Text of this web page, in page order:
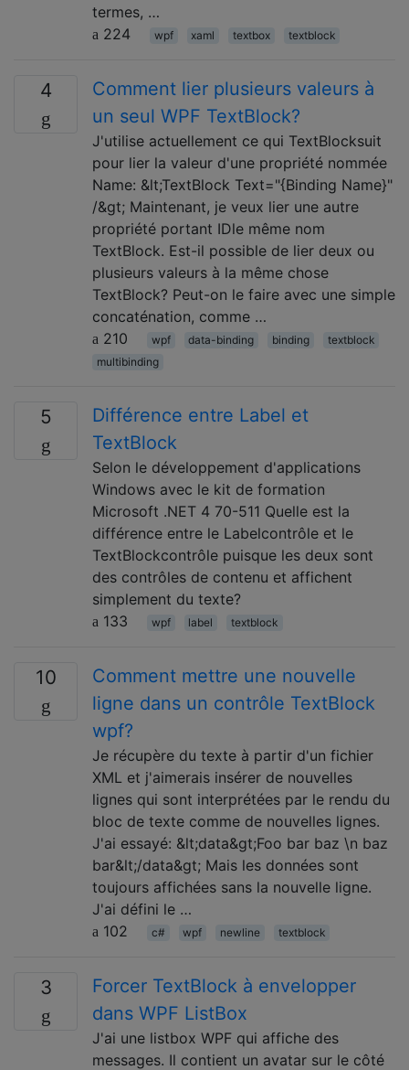
termes, …
224
wpf xaml textbox textblock
4
Comment lier plusieurs valeurs à
un seul WPF TextBlock?
J'utilise actuellement ce qui TextBlocksuit
pour lier la valeur d'une propriété nommée
Name: &lt;TextBlock Text="{Binding Name}"
/&gt; Maintenant, je veux lier une autre
propriété portant IDle même nom
TextBlock. Est-il possible de lier deux ou
plusieurs valeurs à la même chose
TextBlock? Peut-on le faire avec une simple
concaténation, comme …
210
wpf data-binding binding
textblock
multibinding
5
Différence entre Label et
TextBlock
Selon le développement d'applications
Windows avec le kit de formation
Microsoft .NET 4 70-511 Quelle est la
différence entre le Labelcontrôle et le
TextBlockcontrôle puisque les deux sont
des contrôles de contenu et affichent
simplement du texte?
133
wpf label textblock
10
Comment mettre une nouvelle
ligne dans un contrôle TextBlock
wpf?
Je récupère du texte à partir d'un fichier
XML et j'aimerais insérer de nouvelles
lignes qui sont interprétées par le rendu du
bloc de texte comme de nouvelles lignes.
J'ai essayé: &lt;data&gt;Foo bar baz \n baz
bar&lt;/data&gt; Mais les données sont
toujours affichées sans la nouvelle ligne.
J'ai défini le …
102
c# wpf newline textblock
3
Forcer TextBlock à envelopper
dans WPF ListBox
J'ai une listbox WPF qui affiche des
messages. Il contient un avatar sur le côté